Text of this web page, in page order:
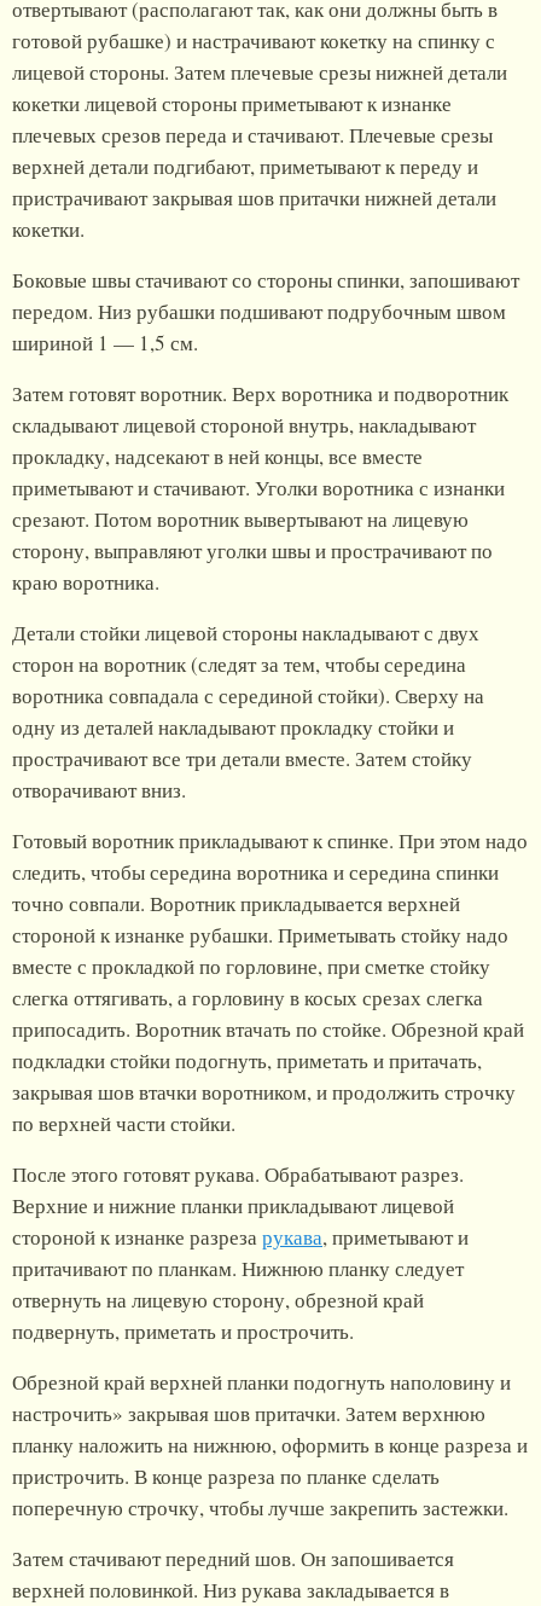
отвертывают (располагают так, как они должны быть в
готовой рубашке) и настрачивают кокетку на спинку с
лицевой стороны. Затем плечевые срезы нижней детали
кокетки лицевой стороны приметывают к изнанке
плечевых срезов переда и стачивают. Плечевые срезы
верхней детали подгибают, приметывают к переду и
пристрачивают закрывая шов притачки нижней детали
кокетки.
Боковые швы стачивают со стороны спинки, запошивают
передом. Низ рубашки подшивают подрубочным швом
шириной 1 — 1,5 см.
Затем готовят воротник. Верх воротника и подворотник
складывают лицевой стороной внутрь, накладывают
прокладку, надсекают в ней концы, все вместе
приметывают и стачивают. Уголки воротника с изнанки
срезают. Потом воротник вывертывают на лицевую
сторону, выправляют уголки швы и прострачивают по
краю воротника.
Детали стойки лицевой стороны накладывают с двух
сторон на воротник (следят за тем, чтобы середина
воротника совпадала с серединой стойки). Сверху на
одну из деталей накладывают прокладку стойки и
прострачивают все три детали вместе. Затем стойку
отворачивают вниз.
Готовый воротник прикладывают к спинке. При этом надо
следить, чтобы середина воротника и середина спинки
точно совпали. Воротник прикладывается верхней
стороной к изнанке рубашки. Приметывать стойку надо
вместе с прокладкой по горловине, при сметке стойку
слегка оттягивать, а горловину в косых срезах слегка
припосадить. Воротник втачать по стойке. Обрезной край
подкладки стойки подогнуть, приметать и притачать,
закрывая шов втачки воротником, и продолжить строчку
по верхней части стойки.
После этого готовят рукава. Обрабатывают разрез.
Верхние и нижние планки прикладывают лицевой
стороной к изнанке разрезарукава, приметывают и
притачивают по планкам. Нижнюю планку следует
отвернуть на лицевую сторону, обрезной край
подвернуть, приметать и прострочить.
Обрезной край верхней планки подогнуть наполовину и
настрочить» закрывая шов притачки. Затем верхнюю
планку наложить на нижнюю, оформить в конце разреза и
пристрочить. В конце разреза по планке сделать
поперечную строчку, чтобы лучше закрепить застежки.
Затем стачивают передний шов. Он запошивается
верхней половинкой. Низ рукава закладывается в